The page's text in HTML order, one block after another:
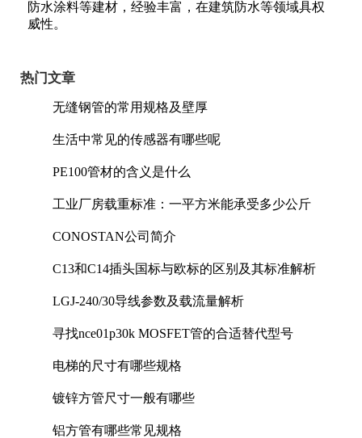
防水涂料等建材，经验丰富，在建筑防水等领域具权
威性。
热门文章
无缝钢管的常用规格及壁厚
生活中常见的传感器有哪些呢
PE100管材的含义是什么
工业厂房载重标准：一平方米能承受多少公斤
CONOSTAN公司简介
C13和C14插头国标与欧标的区别及其标准解析
LGJ-240/30导线参数及载流量解析
寻找nce01p30k MOSFET管的合适替代型号
电梯的尺寸有哪些规格
镀锌方管尺寸一般有哪些
铝方管有哪些常见规格